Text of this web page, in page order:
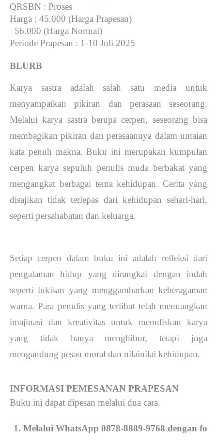
QRSBN : Proses
Harga : 45.000 (Harga Prapesan)
56.000 (Harga Normal)
Periode Prapesan : 1-10 Juli 2025
BLURB
Karya sastra adalah salah satu media untuk
menyampaikan pikiran dan perasaan seseorang.
Melalui karya sastra berupa cerpen, seseorang bisa
membagikan pikiran dan perasaannya dalam untaian
kata penuh makna. Buku ini merupakan kumpulan
cerpen karya sepuluh penulis muda berbakat yang
mengangkat berbagai tema kehidupan. Cerita yang
disajikan tidak terlepas dari kehidupan sehari-hari,
seperti persahabatan dan keluarga.
Setiap cerpen dalam buku ini adalah refleksi dari
pengalaman hidup yang dirangkai dengan indah
seperti lukisan yang menggambarkan keberagaman
warna. Para penulis yang terlibat telah menuangkan
imajinasi dan kreativitas untuk menuliskan karya
yang tidak hanya menghibur, tetapi juga
mengandung pesan moral dan nilainilai kehidupan.
INFORMASI PEMESANAN PRAPESAN
Buku ini dapat dipesan melalui dua cara.
Melalui WhatsApp 0878-8889-9768 dengan